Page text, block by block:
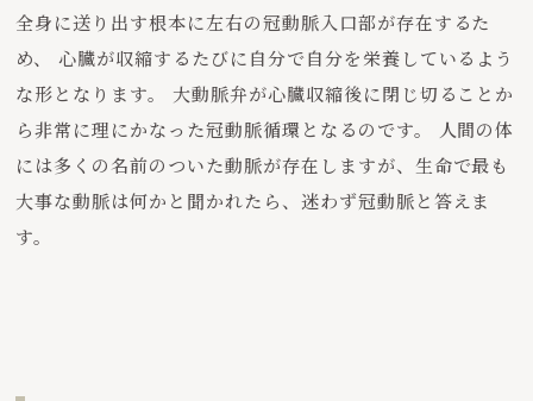
全身に送り出す根本に左右の冠動脈入口部が存在するた
め、 心臓が収縮するたびに自分で自分を栄養しているよう
な形となります。 大動脈弁が心臓収縮後に閉じ切ることか
ら非常に理にかなった冠動脈循環となるのです。 人間の体
には多くの名前のついた動脈が存在しますが、生命で最も
大事な動脈は何かと聞かれたら、迷わず冠動脈と答えま
す。